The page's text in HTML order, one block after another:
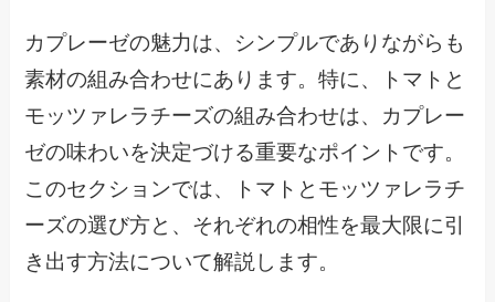
カプレーゼの魅力は、シンプルでありながらも
素材の組み合わせにあります。特に、トマトと
モッツァレラチーズの組み合わせは、カプレー
ゼの味わいを決定づける重要なポイントです。
このセクションでは、トマトとモッツァレラチ
ーズの選び方と、それぞれの相性を最大限に引
き出す方法について解説します。